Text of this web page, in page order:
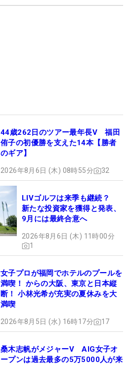
44歳262日のツアー最年長V 福田
侑子の初優勝を支えた14本【勝者
のギア】
2026年8月6日 (木) 08時55分 32
LIVゴルフは来季も継続？
新たな投資家を獲得と発表、
9月には最終合意へ
2026年8月6日 (木) 11時00分
1
女子プロが福岡でホテルのプールを
満喫！ からの大阪、東京と日本縦
断！ 小林光希が充実の夏休みを大
満喫
2026年8月5日 (水) 16時17分 17
桑木志帆がメジャーV AIG女子オ
ープンは過去最多の5万5000人が来